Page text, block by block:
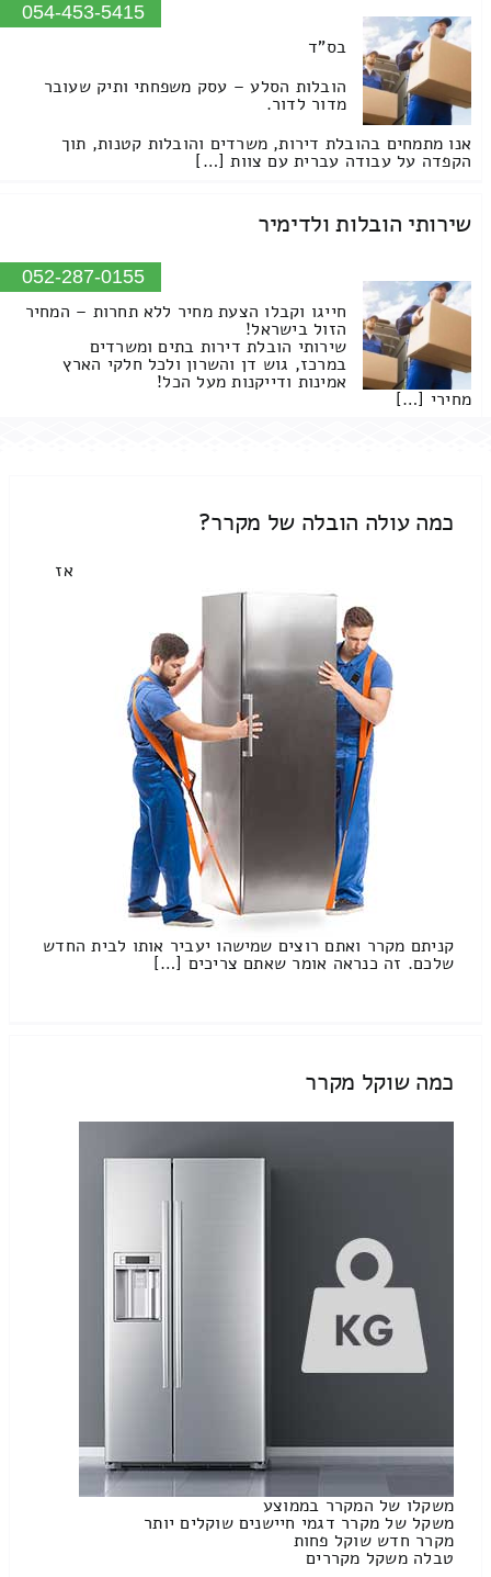
054-453-5415
בס"ד
הובלות הסלע – עסק משפחתי ותיק שעובר
מדור לדור.
אנו מתמחים בהובלת דירות, משרדים והובלות קטנות, תוך
הקפדה על עבודה עברית עם צוות […]
שירותי הובלות ולדימיר
052-287-0155
חייגו וקבלו הצעת מחיר ללא תחרות – המחיר
הזול בישראל!
שירותי הובלת דירות בתים ומשרדים
במרכז, גוש דן והשרון ולכל חלקי הארץ
אמינות ודייקנות מעל הכל!
מחירי […]
כמה עולה הובלה של מקרר?
אז
קניתם מקרר ואתם רוצים שמישהו יעביר אותו לבית החדש
שלכם. זה כנראה אומר שאתם צריכים […]
כמה שוקל מקרר
משקלו של המקרר בממוצע
משקל של מקרר דגמי חיישנים שוקלים יותר
מקרר חדש שוקל פחות
טבלה משקל מקררים